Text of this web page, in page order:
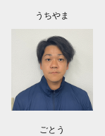
うちやま
ごとう